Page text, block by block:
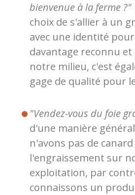
bienvenue à la ferme ?"
choix de s'allier à un
avec une identité
davantage reconnu
notre milieu, c'est
gage de qualité pour
"Vendez-vous du foie
d'une manière
n'avons pas de canard
l'engraissement sur
exploitation, par
connaissons un